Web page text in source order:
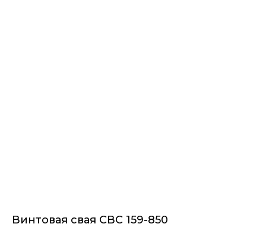
Винтовая свая СВС 159-850